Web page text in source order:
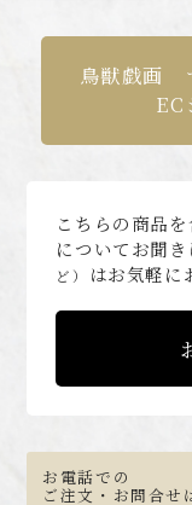
お電話での
ご注文・お問合せ
鳥獣戯画
EC
こちらの商品
についてお聞
ど）
はお気軽に